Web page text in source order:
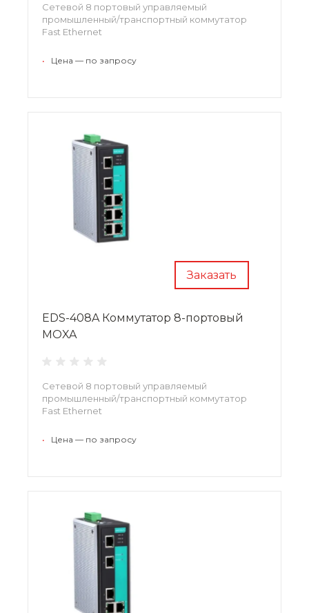
Сетевой 8 портовый управляемый
промышленный/транспортный коммутатор
Fast Ethernet
• Цена — по запросу
Заказать
EDS-408A Коммутатор 8-портовый
MOXA
Сетевой 8 портовый управляемый
промышленный/транспортный коммутатор
Fast Ethernet
• Цена — по запросу